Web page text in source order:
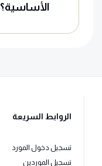
الأساسية؟
الروابط السريعة
تسجيل دخول المورد
تسجيل الموردين